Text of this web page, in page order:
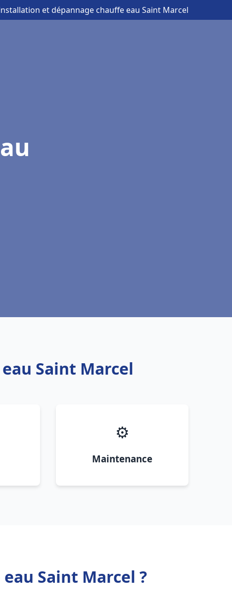
et dépannage chauffe eau Saint Marcel
Saint Marcel
⚙️
Maintenance
Saint Marcel ?